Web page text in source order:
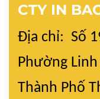
CTY IN
Địa chỉ: Số
Phường
Thành Phố